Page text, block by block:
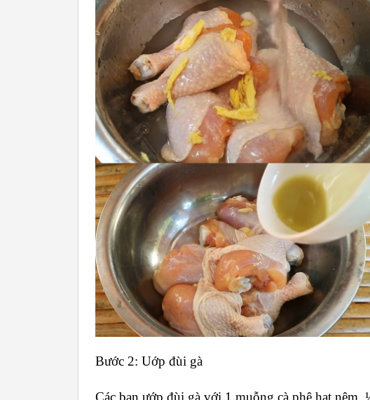
Bước 2: Uớp đùi gà
Các bạn ướp đùi gà với 1 muỗng cà phê hạt